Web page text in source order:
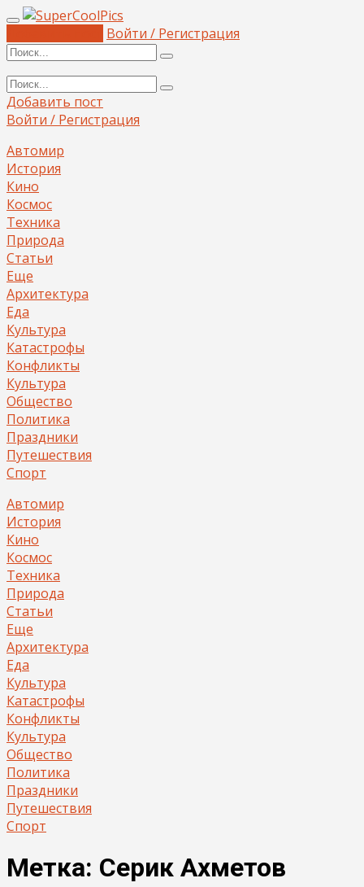
Войти / Регистрация
Добавить пост
Войти / Регистрация
Автомир
История
Кино
Космос
Техника
Природа
Статьи
Еще
Архитектура
Еда
Культура
Катастрофы
Конфликты
Культура
Общество
Политика
Праздники
Путешествия
Спорт
Автомир
История
Кино
Космос
Техника
Природа
Статьи
Еще
Архитектура
Еда
Культура
Катастрофы
Конфликты
Культура
Общество
Политика
Праздники
Путешествия
Спорт
Метка: Серик Ахметов